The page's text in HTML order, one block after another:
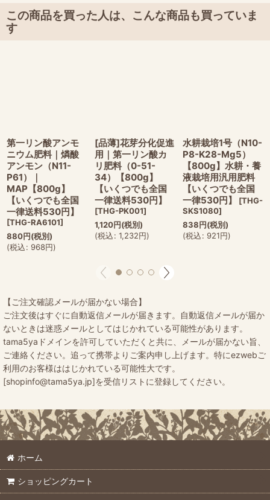
この商品を買った人は、こんな商品も買っていま
す
第一リン酸アンモ
ニウム肥料｜燐酸
アンモン（N11-
P61）｜
MAP【800g】
【いくつでも全国
一律送料530円】
[THG-RA6101]
880円(税別)
(税込: 968円)
[品薄]花芽分化促進
用｜第一リン酸カ
リ肥料（0-51-
34）【800g】
【いくつでも全国
一律送料530円】
[THG-PK001]
1,120円(税別)
(税込: 1,232円)
水耕栽培1号（N10-
P8-K28-Mg5）
【800g】水耕・養
液栽培用汎用肥料
【いくつでも全国
一律530円】
[THG-
SKS1080]
838円(税別)
(税込: 921円)
【ご注文確認メールが届かない場合】
ご注文後はすぐに自動返信メールが届きます。自動返信メールが届か
ないときは迷惑メールとしてはじかれている可能性があります。
tama5yaドメインを許可していただくと共に、メールが届かない旨、
ご連絡ください。追って携帯よりご案内申し上げます。特にezwebご
利用のお客様ははじかれている可能性大です。
[shopinfo@tama5ya.jp]を受信リストに登録してください。
ホーム
ショッピングカート